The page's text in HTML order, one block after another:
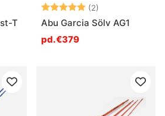
T
Note: (2)
Abu Garcia Sölv AG1
pd.€379